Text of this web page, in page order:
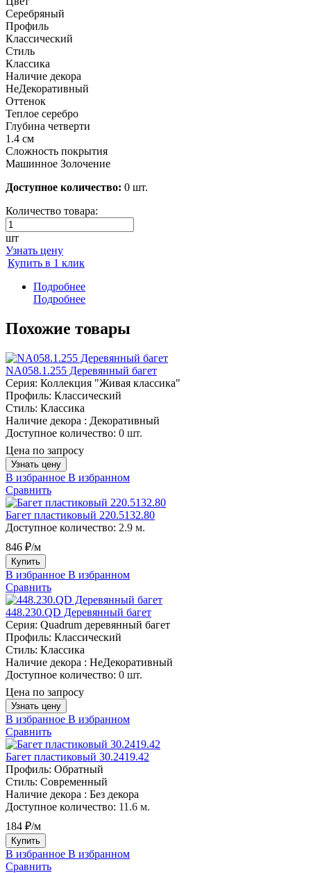
Серебряный
Профиль
Классический
Стиль
Классика
Наличие декора
НеДекоративный
Оттенок
Теплое серебро
Глубина четверти
1.4 см
Сложность покрытия
Машинное Золочение
Доступное количество: 0 шт.
Количество товара:
шт
Узнать цену
Купить в 1 клик
Подробнее
Подробнее
Похожие товары
NA058.1.255 Деревянный багет
Серия: Коллекция "Живая классика"
Профиль: Классический
Стиль: Классика
Наличие декора : Декоративный
Доступное количество: 0 шт.
Цена по запросу
Узнать цену
В избранное В избранном
Сравнить
Багет пластиковый 220.5132.80
Доступное количество: 2.9 м.
846 ₽/м
Купить
В избранное В избранном
Сравнить
448.230.QD Деревянный багет
Серия: Quadrum деревянный багет
Профиль: Классический
Стиль: Классика
Наличие декора : НеДекоративный
Доступное количество: 0 шт.
Цена по запросу
Узнать цену
В избранное В избранном
Сравнить
Багет пластиковый 30.2419.42
Профиль: Обратный
Стиль: Современный
Наличие декора : Без декора
Доступное количество: 11.6 м.
184 ₽/м
Купить
В избранное В избранном
Сравнить